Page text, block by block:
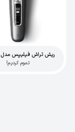
ریش تراش فیلیپس مدل XP9202
تموم کردیم!